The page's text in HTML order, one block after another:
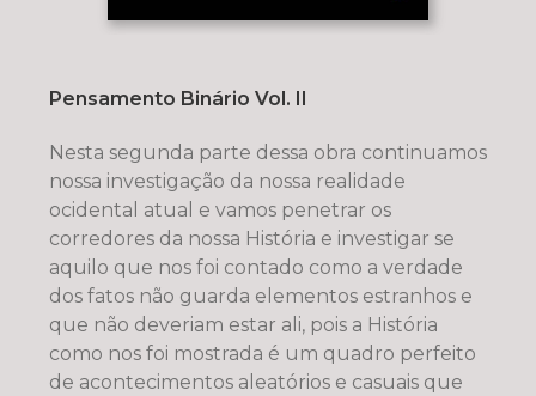
Pensamento Binário Vol. II
Nesta segunda parte dessa obra continuamos
nossa investigação da nossa realidade
ocidental atual e vamos penetrar os
corredores da nossa História e investigar se
aquilo que nos foi contado como a verdade
dos fatos não guarda elementos estranhos e
que não deveriam estar ali, pois a História
como nos foi mostrada é um quadro perfeito
de acontecimentos aleatórios e casuais que